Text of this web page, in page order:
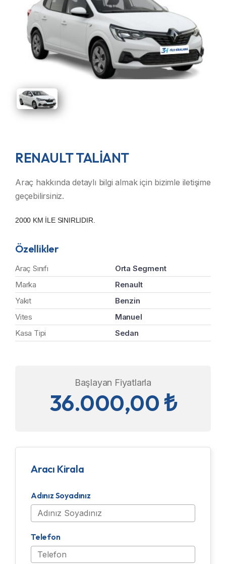
İş Makinası Kiralama
Tekne & Yat Kiralama
Karavan Kiralama
Özel Jet Kiralama
Özel Villa Kiralama
Lüks Kiralık Araçlar
Van Kiralık Araçlar
Ticari Kiralık Araçlar
Kiralık Karavan
Kiralık İş Makinası
E-Katalog
RENAULT TALİANT
Araç hakkında detaylı bilgi almak için bizimle iletişime
geçebilirsiniz.
2000 KM İLE SINIRLIDIR.
Özellikler
Araç Sınıfı
Orta Segment
Marka
Renault
Yakıt
Benzin
Vites
Manuel
Kasa Tipi
Sedan
Başlayan Fiyatlarla
36.000,00₺
Aracı Kirala
Adınız Soyadınız
Telefon